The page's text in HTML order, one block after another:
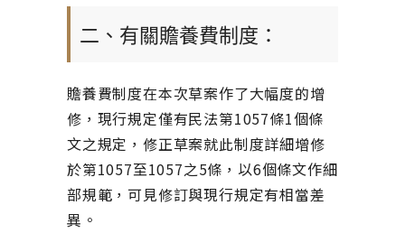
二、有關贍養費制度：
贍養費制度在本次草案作了大幅度的增
修，現行規定僅有民法第1057條1個條
文之規定，修正草案就此制度詳細增修
於第1057至1057之5條，以6個條文作細
部規範，可見修訂與現行規定有相當差
異。